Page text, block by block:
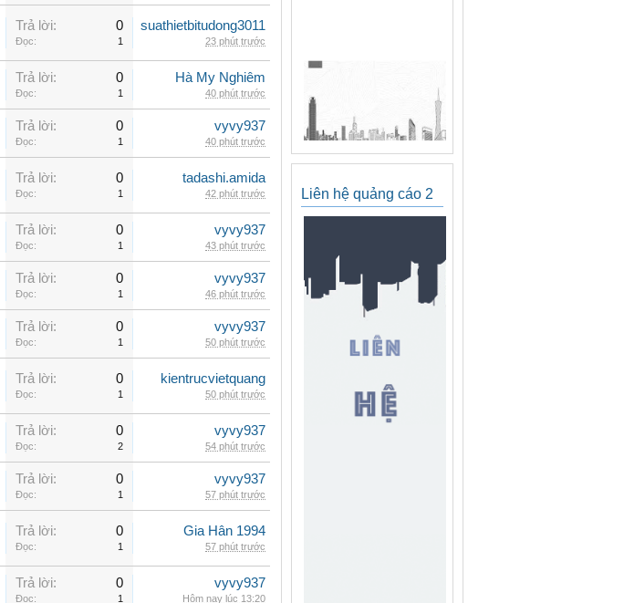
Trả lời: 0
Đọc: 1
suathietbitudong3011
23 phút trước
Trả lời: 0
Đọc: 1
Hà My Nghiêm
40 phút trước
Trả lời: 0
Đọc: 1
vyvy937
40 phút trước
Trả lời: 0
Đọc: 1
tadashi.amida
42 phút trước
Trả lời: 0
Đọc: 1
vyvy937
43 phút trước
Trả lời: 0
Đọc: 1
vyvy937
46 phút trước
Trả lời: 0
Đọc: 1
vyvy937
50 phút trước
Trả lời: 0
Đọc: 1
kientrucvietquang
50 phút trước
Trả lời: 0
Đọc: 2
vyvy937
54 phút trước
Trả lời: 0
Đọc: 1
vyvy937
57 phút trước
Trả lời: 0
Đọc: 1
Gia Hân 1994
57 phút trước
Trả lời: 0
Đọc: 1
vyvy937
Hôm nay lúc 13:20
Liên hệ quảng cáo 2